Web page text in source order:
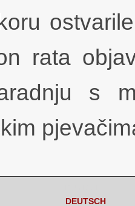
rata
s
DEUTSCH